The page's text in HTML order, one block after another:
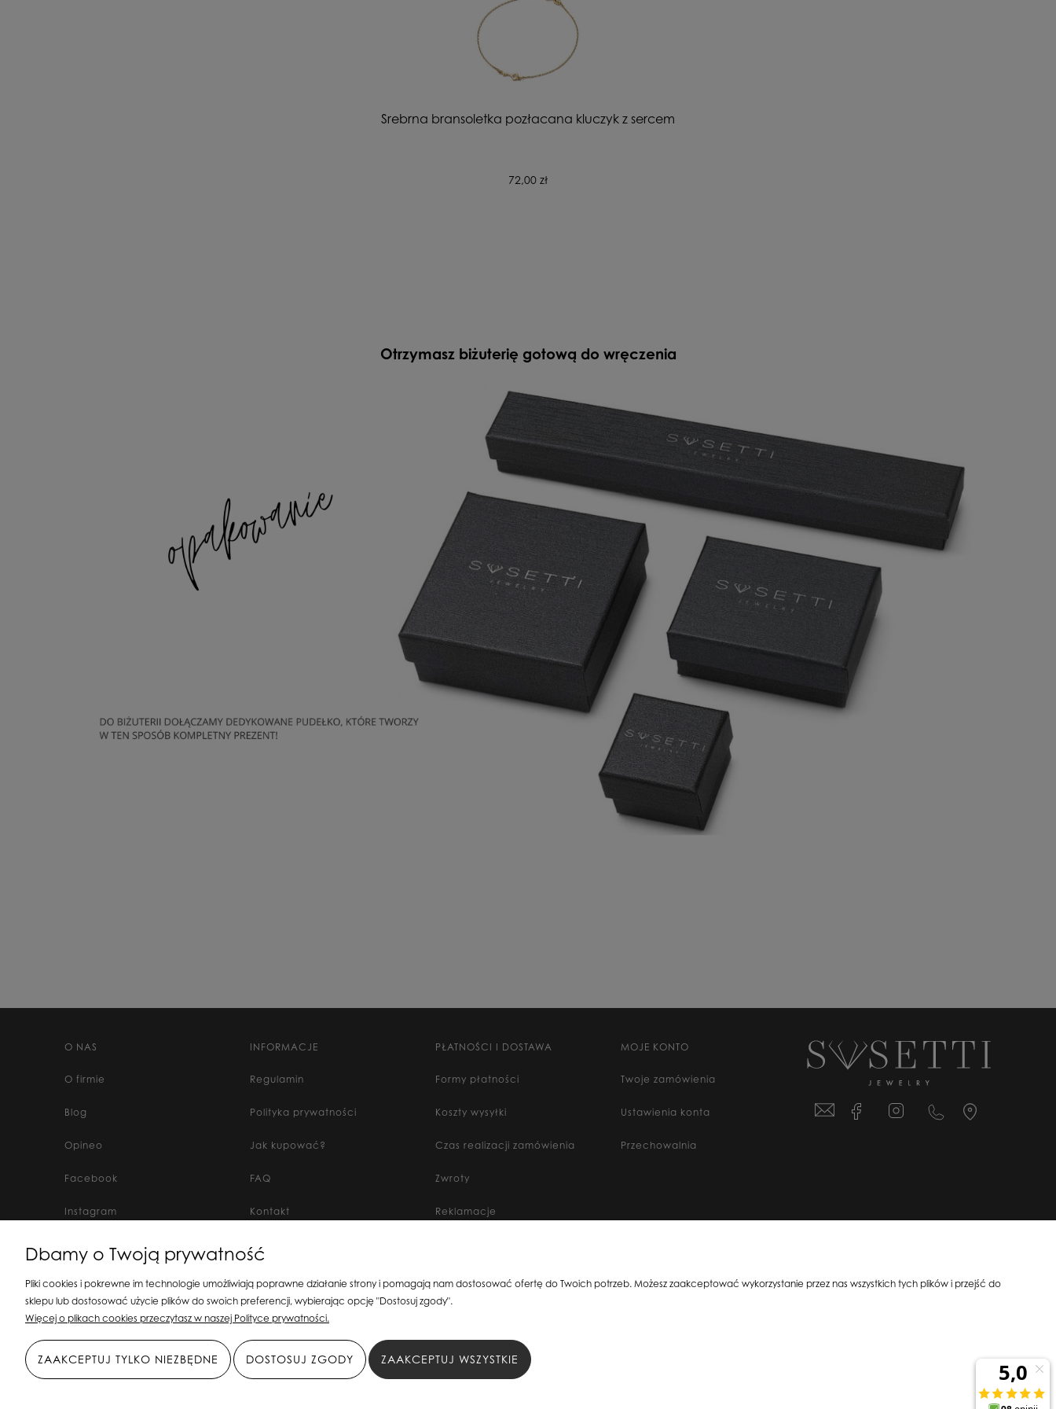
Srebrna bransoletka pozłacana kluczyk z sercem
72,00 zł
Otrzymasz biżuterię gotową do wręczenia
O NAS
O firmie
Blog
Opineo
Facebook
Instagram
INFORMACJE
Regulamin
Polityka prywatności
Jak kupować?
FAQ
Kontakt
PŁATNOŚCI I DOSTAWA
Formy płatności
Koszty wysyłki
Czas realizacji zamówienia
Zwroty
Reklamacje
MOJE KONTO
Twoje zamówienia
Ustawienia konta
Przechowalnia
Silit Group Maciej Suska| ul. Astronomów 16, 80-299 Gdańsk, woj. pomorskie | E-mail: sklepsusetti@gmail.comTel.: 508-107-233 | NIP: 5841956567 REGON: 192599663
Dbamy o Twoją prywatność
Pliki cookies i pokrewne im technologie umożliwiają poprawne działanie strony i pomagają nam dostosować ofertę do Twoich potrzeb. Możesz zaakceptować wykorzystanie przez nas wszystkich tych plików i przejść do
sklepu lub dostosować użycie plików do swoich preferencji, wybierając opcję "Dostosuj zgody".
Więcej o plikach cookies przeczytasz w naszej Polityce prywatności.
ZAAKCEPTUJ TYLKO NIEZBĘDNE DOSTOSUJ ZGODY ZAAKCEPTUJ WSZYSTKIE